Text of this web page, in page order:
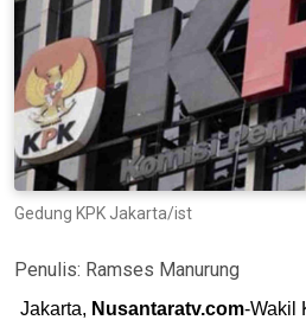
Gedung KPK Jakarta/ist
Penulis: Ramses Manurung
Jakarta, Nusantaratv.com-Wakil